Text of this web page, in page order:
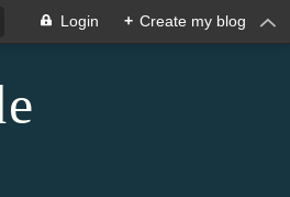
Login + Create my blog